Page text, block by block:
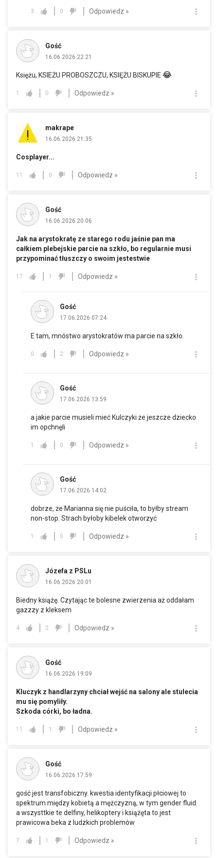
3 0 Odpowiedz »
Gość
16.06.2026 22:21
Księżu, KSIEŻU PROBOSZCZU, KSIĘŻU BISKUPIE 😂
1 0 Odpowiedz »
makrape
16.06.2026 21:35
Cosplayer...
11 0 Odpowiedz »
Gość
16.06.2026 20:06
Jak na arystokratę ze starego rodu jaśnie pan ma
całkiem plebejskie parcie na szkło, bo regularnie musi
przypominać tłuszczy o swoim jestestwie
17 1 Odpowiedz »
Gość
17.06.2026 07:24
E tam, mnóstwo arystokratów ma parcie na szkło.
0 2 Odpowiedz »
Gość
17.06.2026 13:59
a jakie parcie musieli mieć Kulczyki że jeszcze dziecko
im opchnęli
1 0 Odpowiedz »
Gość
17.06.2026 14:02
dobrze, że Marianna się nie puściła, to byłby stream
non-stop. Strach byłoby kibelek otworzyć
1 0 Odpowiedz »
Józefa z PSLu
16.06.2026 20:01
Biedny książę. Czytając te bolesne zwierzenia aż oddałam
gazzzy z kleksem
4 2 Odpowiedz »
Gość
16.06.2026 19:09
Kluczyk z handlarzyny chciał wejść na salony ale stulecia
mu się pomyliły.
Szkoda córki, bo ładna.
11 1 Odpowiedz »
Gość
16.06.2026 17:59
gość jest transfobiczny. kwestia identyfikacji płciowej to
spektrum między kobietą a mężczyzną, w tym gender fluid.
a wszysttkie te delfiny, helikoptery i książęta to jest
prawicowa beka z ludzkich problemów
7 1 Odpowiedz »